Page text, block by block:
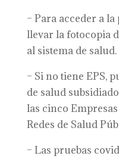
– Para acceder a
llevar la fotocopia
al sistema de salud.
– Si no tiene EPS,
de salud
las cinco
Redes de Salud
– Las pruebas